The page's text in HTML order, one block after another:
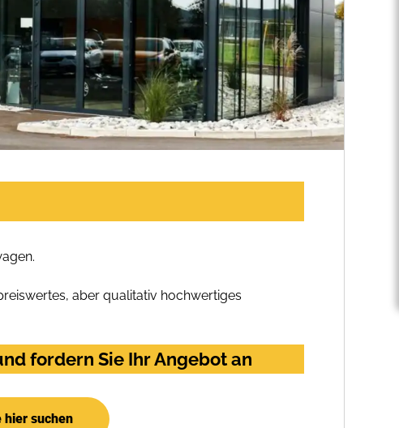
aber qualitativ hochwertiges
fordern Sie Ihr Angebot an
hier suchen